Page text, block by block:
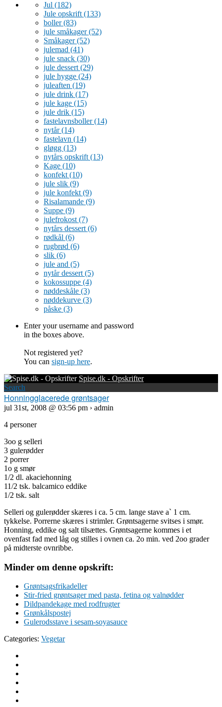
Jul (182)
Jule opskrift (133)
boller(83)
jule småkager(52)
Småkager(52)
julemad (41)
jule snack (30)
jule dessert (29)
jule hygge (24)
juleaften (19)
jule drink (17)
jule kage (15)
jule drik (15)
fastelavnsboller(14)
nytår(14)
fastelavn (14)
gløgg (13)
nytårs opskrift (13)
Kage (10)
konfekt (10)
jule slik (9)
jule konfekt (9)
Risalamande (9)
Suppe (9)
julefrokost (7)
nytårs dessert (6)
rødkål (6)
rugbrød (6)
slik (6)
jule and (5)
nytår dessert (5)
kokossuppe (4)
nøddeskåle (3)
nøddekurve (3)
påske (3)
Enter your username and password
in the boxes above.
Not registered yet?
You can sign-up here.
Spise.dk - Opskrifter
Search
Honningglacerede grøntsager
jul 31st, 2008 @ 03:56 pm › admin
4 personer
3oo g selleri
3 gulerødder
2 porrer
1o g smør
1/2 dl. akaciehonning
11/2 tsk. balcamico eddike
1/2 tsk. salt
Selleri og gulerødder skæres i ca. 5 cm. lange stave a` 1 cm.
tykkelse. Porrerne skæres i strimler. Grøntsagerne svitses i smør.
Honning, eddike og salt tilsættes. Grøntsagerne kommes i et
ovenfast fad med låg og stilles i ovnen ca. 2o min. ved 2oo grader
på midterste ovnribbe.
Minder om denne opskrift:
Grøntsagsfrikadeller
Stir-fried grøntsager med pasta, fetina og valnødder
Dildpandekage med rodfrugter
Grønkålspostej
Gulerodsstave i sesam-soyasauce
Categories: Vegetar